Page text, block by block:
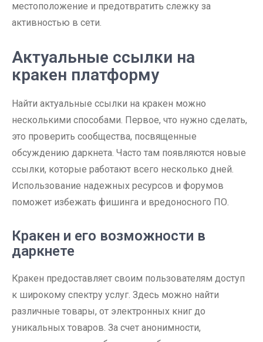
местоположение и предотвратить слежку за
активностью в сети.
Актуальные ссылки на
кракен платформу
Найти актуальные ссылки на кракен можно
несколькими способами. Первое, что нужно сделать,
это проверить сообщества, посвященные
обсуждению даркнета. Часто там появляются новые
ссылки, которые работают всего несколько дней.
Использование надежных ресурсов и форумов
поможет избежать фишинга и вредоносного ПО.
Кракен и его возможности в
даркнете
Кракен предоставляет своим пользователям доступ
к широкому спектру услуг. Здесь можно найти
различные товары, от электронных книг до
уникальных товаров. За счет анонимности,